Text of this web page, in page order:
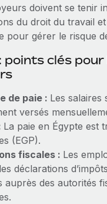
doivent se tenir
du droit du travail
pour gérer le risque
points clés pour
de paie : Les salaires
versés
La paie en Égypte est
(EGP).
fiscales : Les
déclarations
auprès des autorités